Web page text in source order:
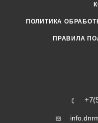
ПОЛИТИКА
ПРАВИЛА